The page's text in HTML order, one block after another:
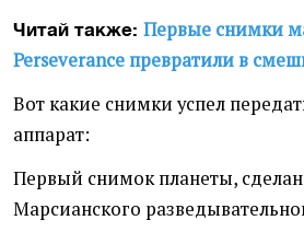
Читай также: Первые снимки
Perseverance превратили в
Вот какие снимки успел
аппарат:
Первый снимок планеты,
Марсианского